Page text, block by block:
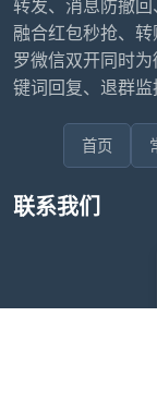
转发、消息防撤
融合红包秒抢、
罗微信双开同时
键词回复、退群监
首页
联系我们